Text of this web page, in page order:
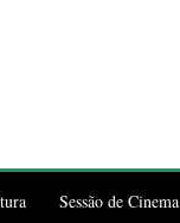
Sessão de Cinema